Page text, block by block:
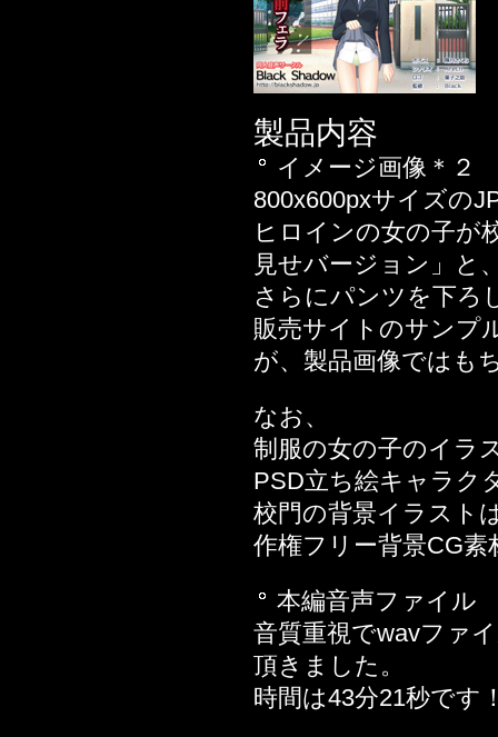
2018年05月26日発
2018年05月20日発
2018年03月30日発
2018年03月16日発
ん♪
2018年03月10日発
2018年03月04日発
2018年02月23日発
2018年01月12日発
2017年12月15日発
2017年12月01日発
2017年04月28日発
2017年04月25日発
2017年04月21日発
2017年02月17日発
話
2017年02月10日発
2016年12月30日発
2016年11月18日発
2016年11月04日発
2016年10月28日発
製品内容
イメージ画像＊２
800x600pxサイズの
ヒロインの女の子が
見せバージョン」と
さらにパンツを下ろ
販売サイトのサンプ
が、製品画像ではも
なお、
制服の女の子のイラ
PSD立ち絵キャラク
校門の背景イラスト
作権フリー背景CG
本編音声ファイル
音質重視でwavファ
頂きました。
時間は43分21秒です